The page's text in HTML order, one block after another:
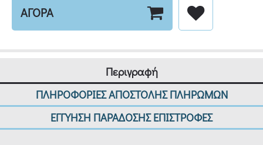
ΑΓΟΡΑ
Περιγραφή
ΠΛΗΡΟΦΟΡΙΕΣ ΑΠΟΣΤΟΛΗΣ ΠΛΗΡΩΜΩΝ
ΕΓΓΥΗΣΗ ΠΑΡΑΔΟΣΗΣ ΕΠΙΣΤΡΟΦΕΣ